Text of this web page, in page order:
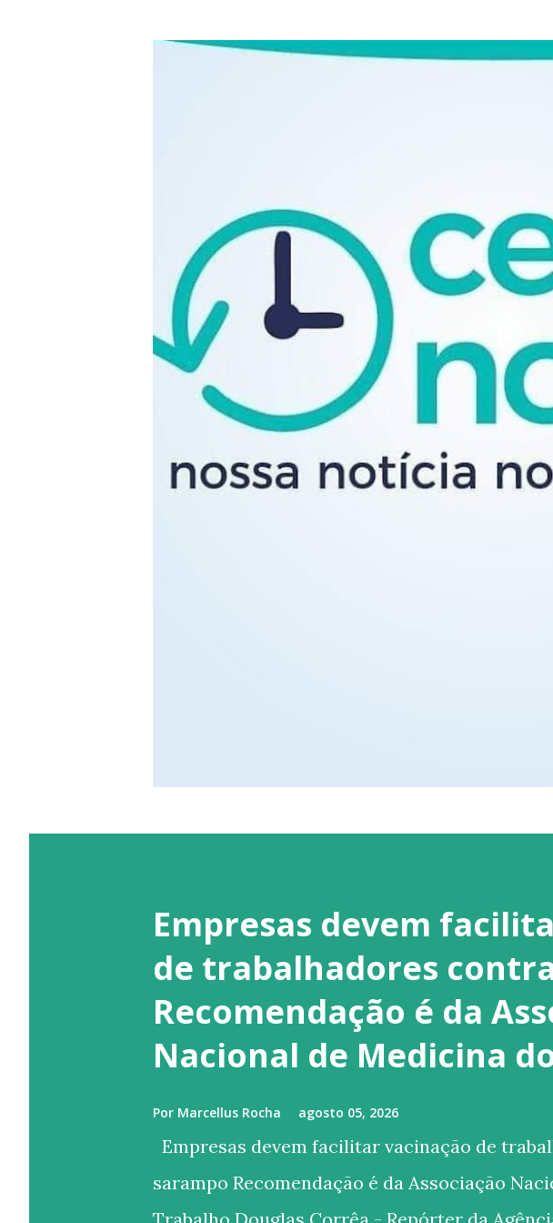
Empresas devem
de trabalhadores
Recomendação é da
Nacional de Medicina
Por Marcellus Rocha agosto 05, 2026
Empresas devem facilitar vacinação de
sarampo Recomendação é da Associação